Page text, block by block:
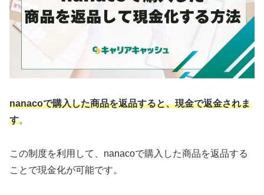
nanacoで購入した商品を返品すると、現金で返金されま
す。
この制度を利用して、nanacoで購入した商品を返品する
ことで現金化が可能です。